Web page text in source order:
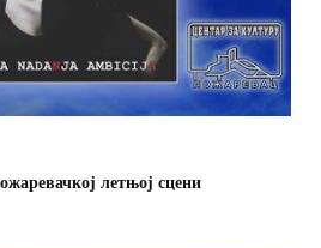
летњој сцени